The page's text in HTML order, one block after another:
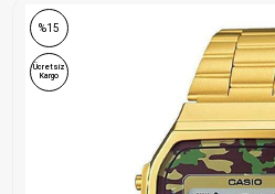
%15
Ücretsiz
Kargo